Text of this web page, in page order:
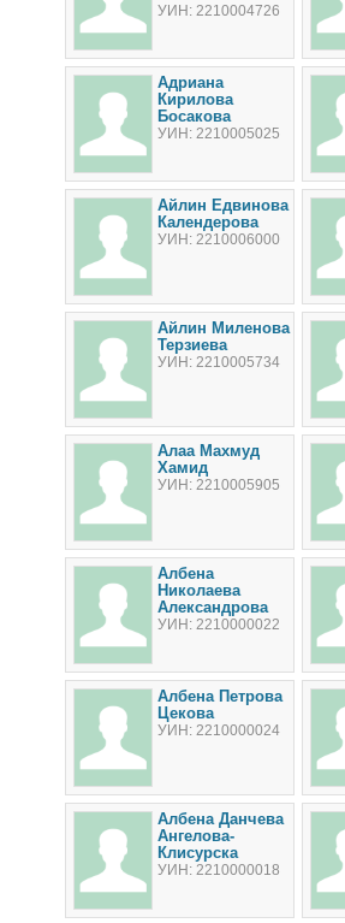
УИН: 2210004726
Адриана
Кирилова
Босакова
УИН: 2210005025
Айлин Едвинова
Календерова
УИН: 2210006000
Айлин Миленова
Терзиева
УИН: 2210005734
Алаа Махмуд
Хамид
УИН: 2210005905
Албена
Николаева
Александрова
УИН: 2210000022
Албена Петрова
Цекова
УИН: 2210000024
Албена Данчева
Ангелова-
Клисурска
УИН: 2210000018